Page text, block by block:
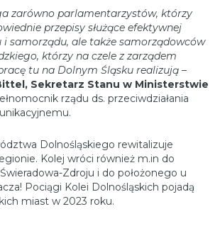
zarówno parlamentarzystów, którzy
przepisy służące efektywnej
i samorządu, ale także samorządowców
którzy na czele z zarządem
tu na Dolnym Śląsku realizują –
Sekretarz Stanu w Ministerstwie
rządu ds. przeciwdziałania
Dolnośląskiego rewitalizuje
Kolej wróci również m.in do
Zdroju i do położonego u
Pociągi Kolei Dolnośląskich pojadą
miast w 2023 roku.